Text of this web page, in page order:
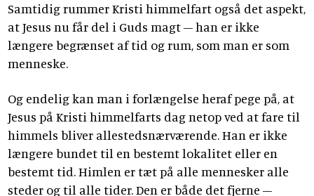
Samtidig rummer Kristi himmelfart også det aspekt,
at Jesus nu får del i Guds magt – han er ikke
længere begrænset af tid og rum, som man er som
menneske.
Og endelig kan man i forlængelse heraf pege på, at
Jesus på Kristi himmelfarts dag netop ved at fare til
himmels bliver allestedsnærværende. Han er ikke
længere bundet til en bestemt lokalitet eller en
bestemt tid. Himlen er tæt på alle mennesker alle
steder og til alle tider. Den er både det fjerne –